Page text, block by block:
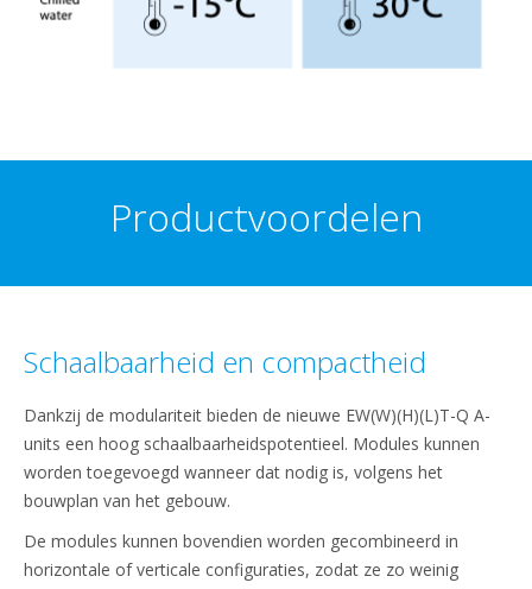
Productvoordelen
Schaalbaarheid en compactheid
Dankzij de modulariteit bieden de nieuwe EW(W)(H)(L)T-Q A-
units een hoog schaalbaarheidspotentieel. Modules kunnen
worden toegevoegd wanneer dat nodig is, volgens het
bouwplan van het gebouw.
De modules kunnen bovendien worden gecombineerd in
horizontale of verticale configuraties, zodat ze zo weinig